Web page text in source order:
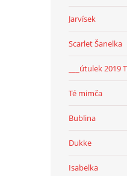
Jarvísek
Scarlet Šanelka
___útulek 2019
Té mimča
Bublina
Dukke
Isabelka